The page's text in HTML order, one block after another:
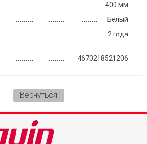
400 мм
Белый
2 года
4670218521206
Вернуться